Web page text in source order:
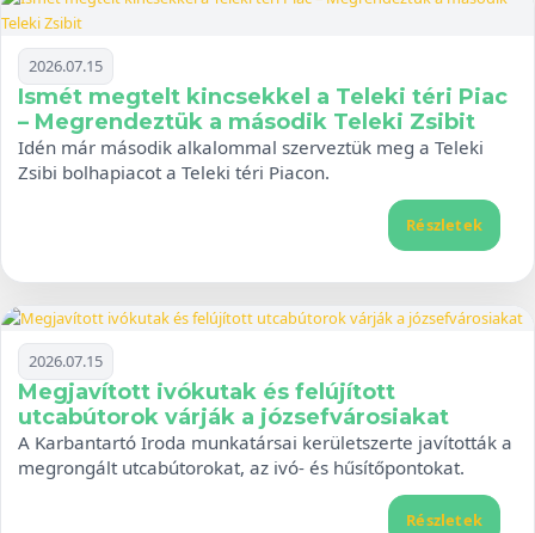
2026.07.15
Ismét megtelt kincsekkel a Teleki téri Piac
– Megrendeztük a második Teleki Zsibit
Idén már második alkalommal szerveztük meg a Teleki
Zsibi bolhapiacot a Teleki téri Piacon.
Részletek
2026.07.15
Megjavított ivókutak és felújított
utcabútorok várják a józsefvárosiakat
A Karbantartó Iroda munkatársai kerületszerte javították a
megrongált utcabútorokat, az ivó- és hűsítőpontokat.
Részletek